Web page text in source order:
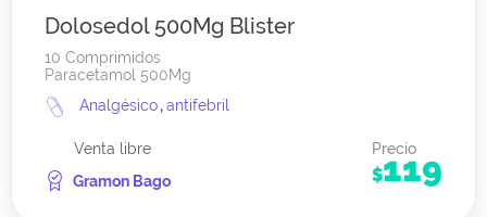
Dolosedol 500Mg Blister
10 Comprimidos
Paracetamol 500Mg
Analgésico,antifebril
Venta libre
Gramon Bago
Precio
$119